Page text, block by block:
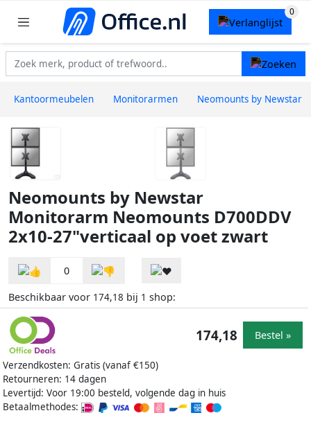
Kantoormeubelen Monitorarmen Neomounts by Newstar
Neomounts by Newstar
Monitorarm Neomounts D700DDV
2x10-27"verticaal op voet zwart
0
Beschikbaar voor 174,18 bij 1 shop:
Verzendkosten: Gratis (vanaf €150)
Retourneren: 14 dagen
Levertijd: Voor 19:00 besteld, volgende dag in huis
Betaalmethodes:
174,18 Bestel »